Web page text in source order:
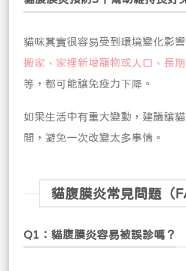
貓咪其實很容易受到環境變化影
搬家、家裡新增寵物或人口、長
等，都可能讓免疫力下降。
如果生活中有重大變動，建議讓
間，避免一次改變太多事情。
貓腹膜炎常見問題（
Q1：貓腹膜炎容易被誤診嗎？